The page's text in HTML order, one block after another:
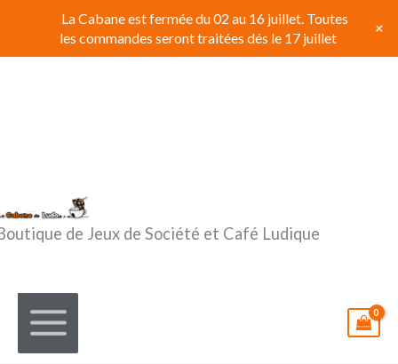
contenu
de Jeux de Société et Café Ludique
La Cabane est fermée du 02 au 16 juillet. Toutes
les commandes seront traitées dés le 17 juillet
+